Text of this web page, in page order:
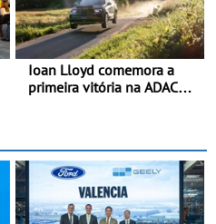
Ioan Lloyd comemora a
primeira vitória na ADAC
Rally Cup